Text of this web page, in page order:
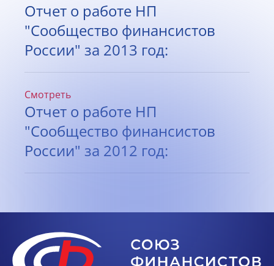
Отчет о работе НП
"Сообщество финансистов
России" за 2013 год:
Смотреть
Отчет о работе НП
"Сообщество финансистов
России" за 2012 год: